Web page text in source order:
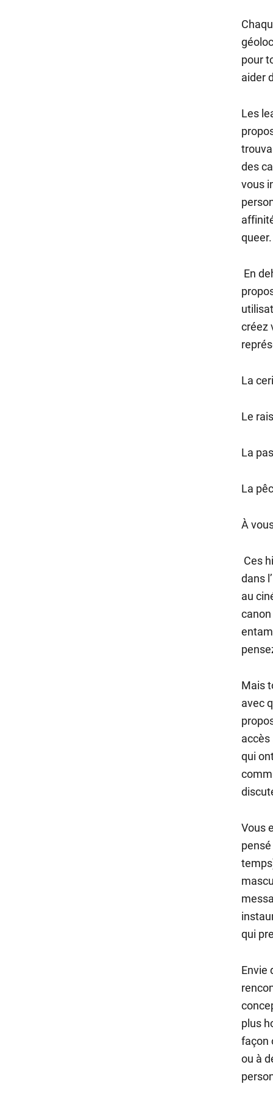
pour
aider
Les
des
vous
queer.
En
créez
La
Le
La
La
À
Ces
dans
au
Mais
avec
qui
Vous
qui
Envie
plus
façon
ou à